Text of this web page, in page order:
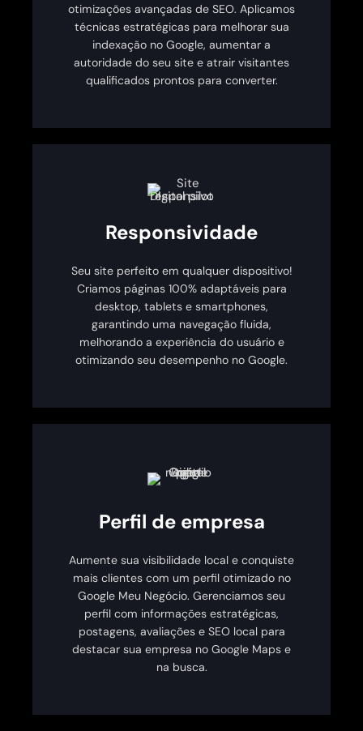
otimizações avançadas de SEO. Aplicamos
técnicas estratégicas para melhorar sua
indexação no Google, aumentar a
autoridade do seu site e atrair visitantes
qualificados prontos para converter.
Responsividade
Seu site perfeito em qualquer dispositivo!
Criamos páginas 100% adaptáveis para
desktop, tablets e smartphones,
garantindo uma navegação fluida,
melhorando a experiência do usuário e
otimizando seu desempenho no Google.
Perfil de empresa
Aumente sua visibilidade local e conquiste
mais clientes com um perfil otimizado no
Google Meu Negócio. Gerenciamos seu
perfil com informações estratégicas,
postagens, avaliações e SEO local para
destacar sua empresa no Google Maps e
na busca.